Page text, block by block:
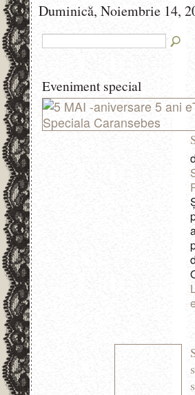
Duminică, Noiembrie 14,
Eveniment special